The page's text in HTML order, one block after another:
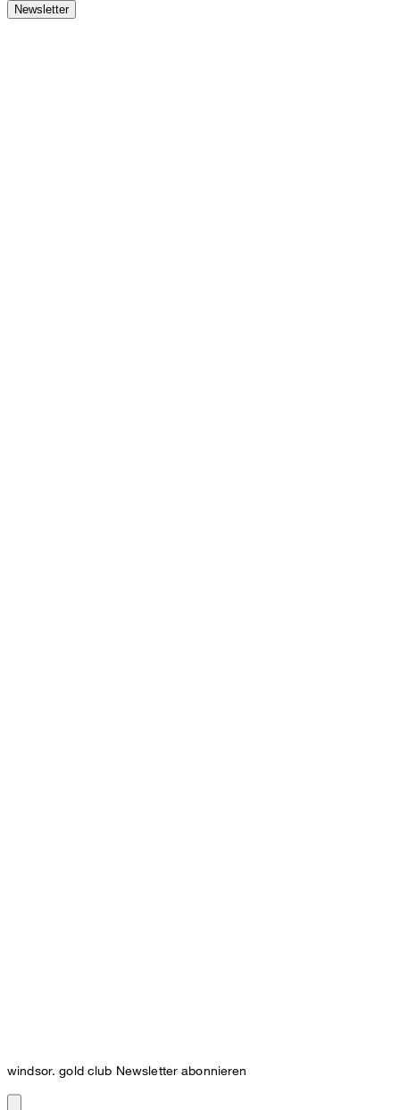
Newsletter
windsor. gold club Newsletter abonnieren